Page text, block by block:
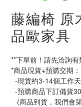
藤編椅 原
品歐家具
**下單前！請先洽詢有
*商品現貨+預購交期：
-現貨約3-14個工作
-預購商品下訂備貨
(商品到貨，我們